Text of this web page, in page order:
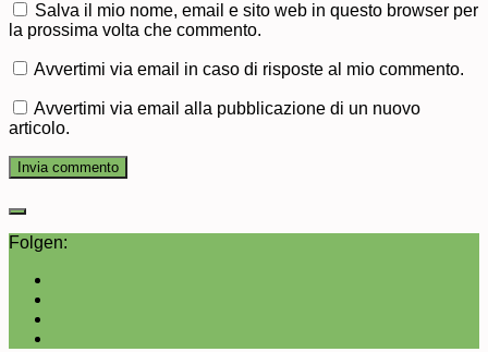
Salva il mio nome, email e sito web in questo browser per
la prossima volta che commento.
Avvertimi via email in caso di risposte al mio commento.
Avvertimi via email alla pubblicazione di un nuovo
articolo.
Folgen: